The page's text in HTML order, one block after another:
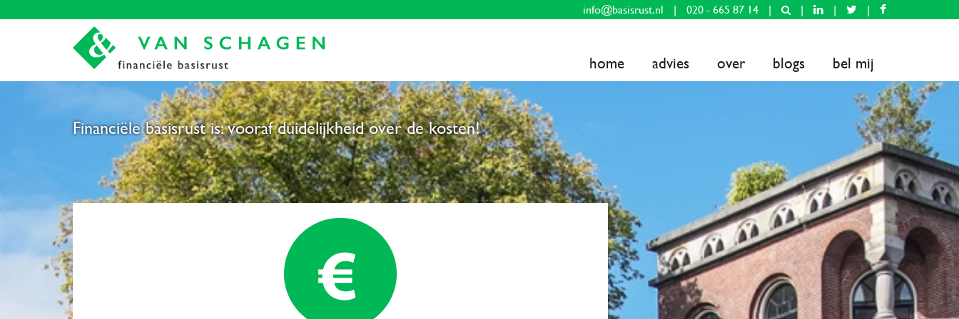
info@basisrust.nl | 020 - 665 87 14 | | | |
home advies over blogs bel mij
Financiële basisrust is: vooraf duidelijkheid over de kosten!